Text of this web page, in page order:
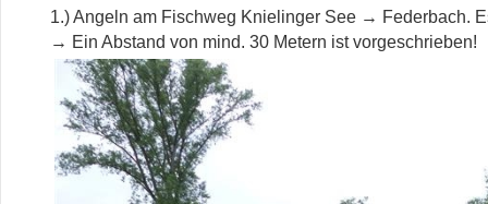
1.) Angeln am Fischweg Knielinger See → Federbach.
→ Ein Abstand von mind. 30 Metern ist vorgeschrieben!